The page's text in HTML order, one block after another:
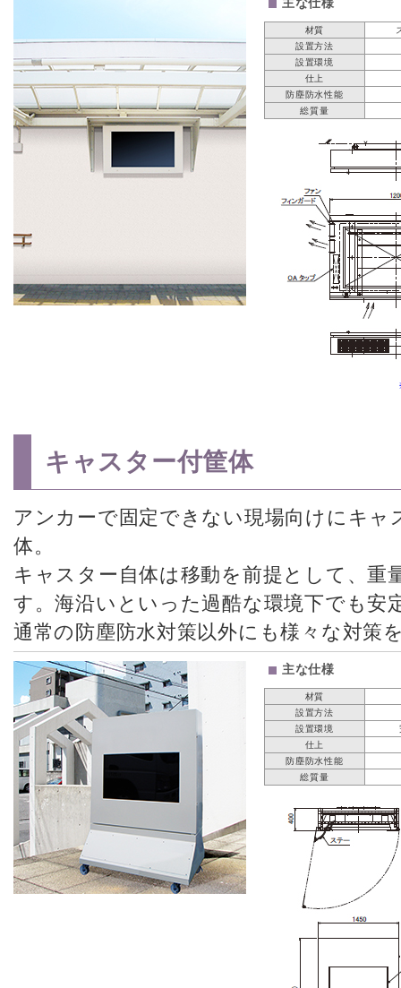
主な仕様
材質
設置方法
設置環境
仕上
防塵防水性能
総質量
キャスター付筐体
アンカーで固定できない現場向けにキャ
体。
キャスター自体は移動を前提として、重
す。海沿いといった過酷な環境下でも安
通常の防塵防水対策以外にも様々な対策
主な仕様
材質
設置方法
設置環境
仕上
防塵防水性能
総質量